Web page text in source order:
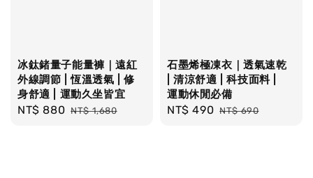
冰鈦鍺量子能量褲｜遠紅
外線調節 | 恆溫透氣 | 修
身舒適 | 運動久坐皆宜
Sale
NT$ 880 Regular
NT$ 1,680
石墨烯極凍衣｜透氣速乾
| 清涼舒適 | 科技面料 |
運動休閒必備
Sale
NT$ 490 Regular
NT$ 690